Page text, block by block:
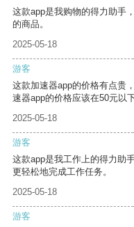
这款app是我购物的得力助手
的商品。
2025-05-18
游客
这款加速器app的价格有点贵
速器app的价格应该在50元以
2025-05-18
游客
这款app是我工作上的得力助
更轻松地完成工作任务。
2025-05-18
游客